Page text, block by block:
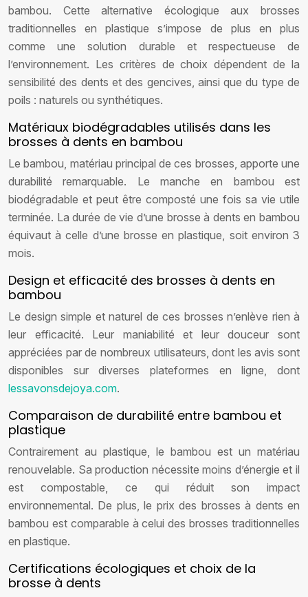
bambou. Cette alternative écologique aux brosses
traditionnelles en plastique s’impose de plus en plus
comme une solution durable et respectueuse de
l’environnement. Les critères de choix dépendent de la
sensibilité des dents et des gencives, ainsi que du type de
poils : naturels ou synthétiques.
Matériaux biodégradables utilisés dans les
brosses à dents en bambou
Le bambou, matériau principal de ces brosses, apporte une
durabilité remarquable. Le manche en bambou est
biodégradable et peut être composté une fois sa vie utile
terminée. La durée de vie d’une brosse à dents en bambou
équivaut à celle d’une brosse en plastique, soit environ 3
mois.
Design et efficacité des brosses à dents en
bambou
Le design simple et naturel de ces brosses n’enlève rien à
leur efficacité. Leur maniabilité et leur douceur sont
appréciées par de nombreux utilisateurs, dont les avis sont
disponibles sur diverses plateformes en ligne, dont
lessavonsdejoya.com.
Comparaison de durabilité entre bambou et
plastique
Contrairement au plastique, le bambou est un matériau
renouvelable. Sa production nécessite moins d’énergie et il
est compostable, ce qui réduit son impact
environnemental. De plus, le prix des brosses à dents en
bambou est comparable à celui des brosses traditionnelles
en plastique.
Certifications écologiques et choix de la
brosse à dents